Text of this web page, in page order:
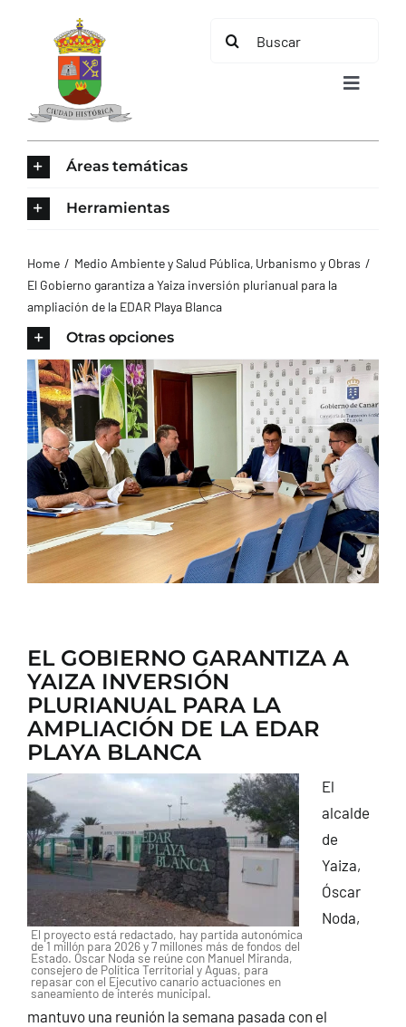
contenido
Buscar:
Toggle
AYUNTAMIENTO
TURISMO
CONTACTO
Áreas temáticas
Herramientas
Home Medio Ambiente y Salud Pública Urbanismo y Obras
El Gobierno garantiza a Yaiza inversión plurianual para la
ampliación de la EDAR Playa Blanca
Otras opciones
EL GOBIERNO GARANTIZA A
YAIZA INVERSIÓN
PLURIANUAL PARA LA
AMPLIACIÓN DE LA EDAR
PLAYA BLANCA
El proyecto está redactado, hay partida autonómica
de 1 millón para 2026 y 7 millones más de fondos del
Estado. Óscar Noda se reúne con Manuel Miranda,
consejero de Política Territorial y Aguas, para
repasar con el Ejecutivo canario actuaciones en
saneamiento de interés municipal.
El
alcalde
de
Yaiza,
Óscar
Noda,
mantuvo una reunión la semana pasada con el